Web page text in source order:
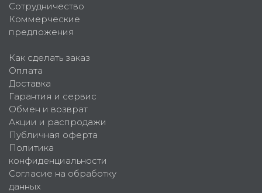
Сотрудничество
Коммерческие
предложения
Как сделать заказ
Оплата
Доставка
Гарантия и сервис
Обмен и возврат
Акции и распродажи
Публичная оферта
Политика
конфиденциальности
Согласие на обработку
данных